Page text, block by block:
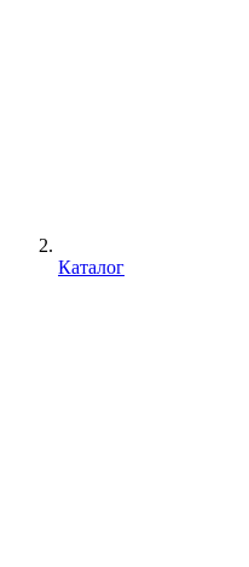
Каталог